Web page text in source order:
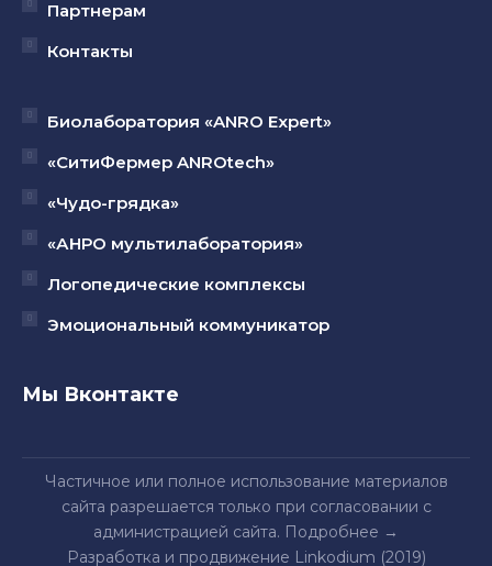
Партнерам
Контакты
Биолаборатория «ANRO Expert»
«СитиФермер ANROtech»
«Чудо-грядка»
«АНРО мультилаборатория»
Логопедические комплексы
Эмоциональный коммуникатор
Мы Вконтакте
Частичное или полное использование материалов
сайта разрешается только при согласовании с
администрацией сайта. Подробнее →
Разработка и продвижение Linkodium (2019)